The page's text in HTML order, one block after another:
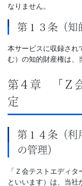
なりません。
第１３条（知
本サービスに収録され
む）の知的財産権は、
第４章 「Ｚ
定
第１４条（利
の管理）
「Ｚ会テストエディ
といいます）は、当